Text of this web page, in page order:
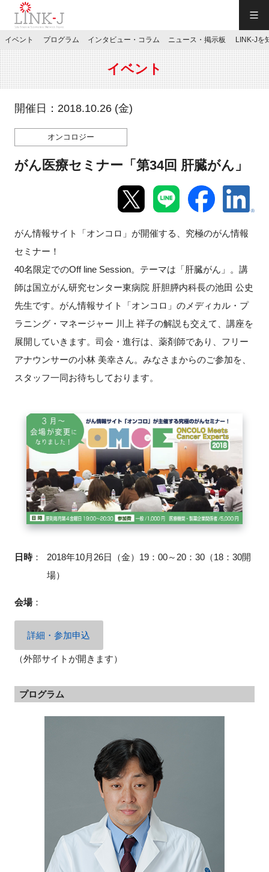
JP／EN
特別会員専用メニュー
マイページ
新規登録
イベント
プログラム
ニュース・掲示板
LINK-Jを知る
特別会員
施設・アクセス
閉じる
イベント プログラム インタビュー・コラム ニュース・掲示板 LINK-Jを
イベント
開催日：2018.10.26 (金)
オンコロジー
がん医療セミナー「第34回 肝臓がん」
がん情報サイト「オンコロ」が開催する、究極のがん情報
セミナー！
40名限定でのOff line Session。テーマは「肝臓がん」。講
師は国立がん研究センター東病院 肝胆膵内科長の池田 公史
先生です。がん情報サイト「オンコロ」のメディカル・プ
ラニング・マネージャー 川上 祥子の解説も交えて、講座を
展開していきます。司会・進行は、薬剤師であり、フリー
アナウンサーの小林 美幸さん。みなさまからのご参加を、
スタッフ一同お待ちしております。
日時：
2018年10月26日（金）19：00～20：30（18：30開
場）
会場：
詳細・参加申込
（外部サイトが開きます）
プログラム